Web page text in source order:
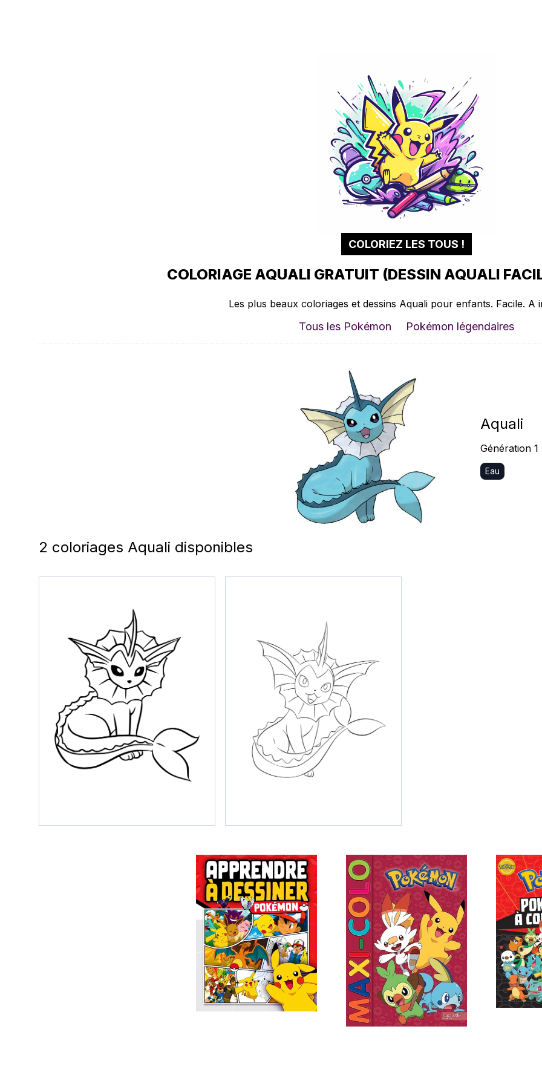
COLORIEZ LES TOUS !
COLORIAGE AQUALI GRATUIT (DESSIN AQUALI
Les plus beaux coloriages et dessins Aquali pour enfants. Facile. A
Tous les Pokémon Pokémon légendaires
Aquali
Génération 1
Eau
2 coloriages Aquali disponibles